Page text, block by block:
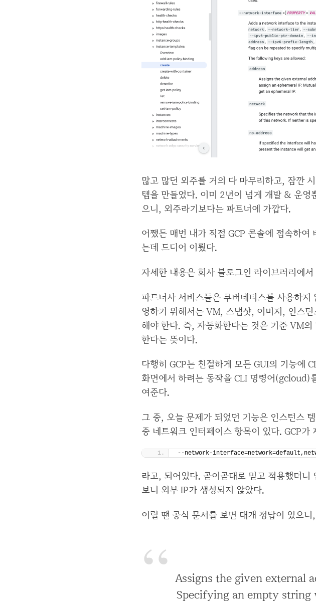
많고 많던 외주를 거의 다 마무리하고, 잠깐
템을 만들었다. 이미 2년이 넘게 개발 & 운영
으니, 외주라기보다는 파트너에 가깝다.
어쨌든 매번 내가 직접 GCP 콘솔에 접속하
는데 드디어 이뤘다.
자세한 내용은 회사 블로그인 라이브러리에
파트너사 서비스들은 쿠버네티스를 사용하
영하기 위해서는 VM, 스냅샷, 이미지, 인스
해야 한다. 즉, 자동화한다는 것은 기준 VM
한다는 뜻이다.
다행히 GCP는 친절하게 모든 GUI의 기능에
화면에서 하려는 동작을 CLI 명령어(gcloud)
여준다.
그 중, 오늘 문제가 되었던 기능은 인스턴스
중 네트워크 인터페이스 항목이 있다. GCP가
--network-
라고, 되어있다. 곧이곧대로 믿고 적용했더
보니 외부 IP가 생성되지 않았다.
이럴 땐 공식 문서를 보면 대개 정답이 있으니,
Assigns the given external
Specifying an empty string